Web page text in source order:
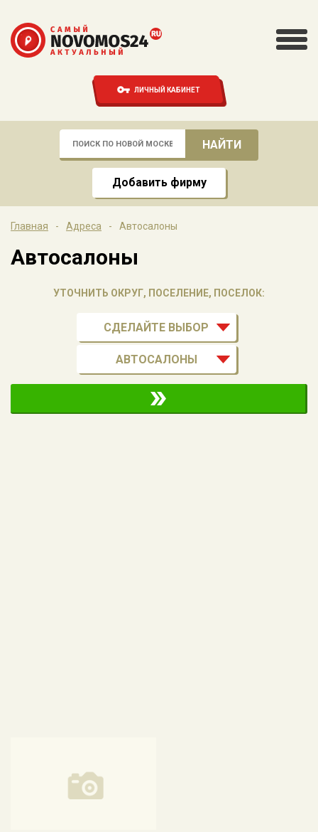
ЛИЧНЫЙ КАБИНЕТ
Добавить фирму
Главная - Адреса - Автосалоны
Автосалоны
УТОЧНИТЬ ОКРУГ, ПОСЕЛЕНИЕ, ПОСЕЛОК:
СДЕЛАЙТЕ ВЫБОР
АВТОСАЛОНЫ